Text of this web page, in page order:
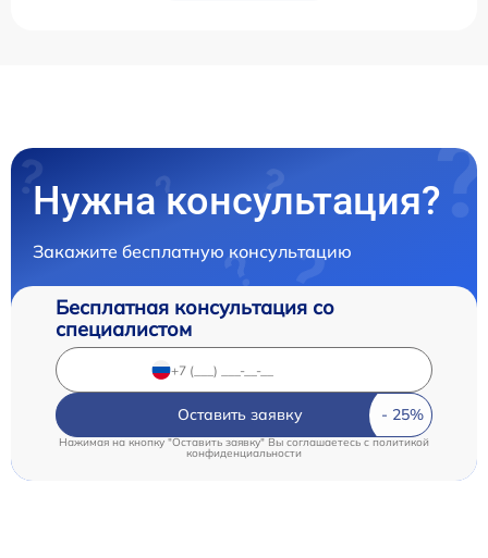
Нужна консультация?
Закажите бесплатную консультацию
Бесплатная консультация со
специалистом
Оставить заявку
Нажимая на кнопку "Оставить заявку" Вы соглашаетесь c политикой
конфиденциальности